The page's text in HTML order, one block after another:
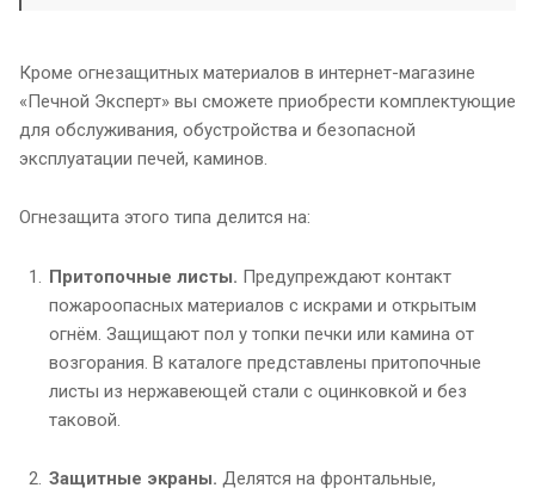
Кроме огнезащитных материалов в интернет-магазине
«Печной Эксперт» вы сможете приобрести комплектующие
для обслуживания, обустройства и безопасной
эксплуатации печей, каминов.
Огнезащита этого типа делится на:
Притопочные листы. Предупреждают контакт
пожароопасных материалов с искрами и открытым
огнём. Защищают пол у топки печки или камина от
возгорания. В каталоге представлены притопочные
листы из нержавеющей стали с оцинковкой и без
таковой.
Защитные экраны. Делятся на фронтальные,